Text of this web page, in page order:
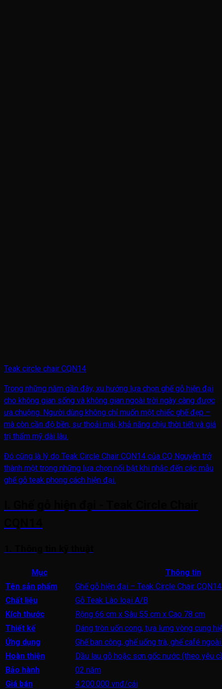
Teak circle chair CQN14
Trong những năm gần đây, xu hướng lựa chọn ghế gỗ hiện đại
cho không gian sống và không gian ngoài trời ngày càng được
ưa chuộng. Người dùng không chỉ muốn một chiếc ghế đẹp –
mà còn cần độ bền, sự thoải mái, khả năng chịu thời tiết và giá
trị thẩm mỹ dài lâu.
Đó cũng là lý do Teak Circle Chair CQN14 của CQ Nguyễn trở
thành một trong những lựa chọn nổi bật khi nhắc đến các mẫu
ghế gỗ teak phong cách hiện đại.
Mục
Thông tin
Tên sản phẩm
Ghế gỗ hiện đại – Teak Circle Chair CQN14
Chất liệu
Gỗ Teak Lào loại A/B
Kích thước
Rộng 66 cm x Sâu 55 cm x Cao 78 cm
Thiết kế
Dáng tròn uốn cong, tựa lưng vòng cung
Ứng dụng
Ghế ban công, ghế uống trà, ghế café
Hoàn thiện
Dầu lau gỗ hoặc sơn gốc nước (theo yêu
Bảo hành
02 năm
Giá bán
4.200.000 vnđ/cái